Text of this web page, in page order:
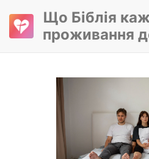
Що Біблія
проживання